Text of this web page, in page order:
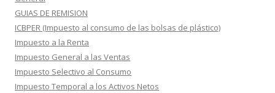
GUIAS DE REMISION
ICBPER (Impuesto al consumo de las bolsas de plástico)
Impuesto a la Renta
Impuesto General a las Ventas
Impuesto Selectivo al Consumo
Impuesto Temporal a los Activos Netos